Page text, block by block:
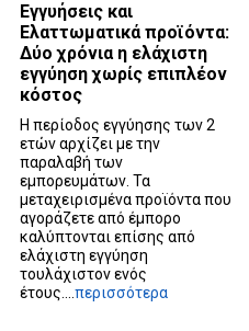
Εγγυήσεις και
Ελαττωματικά προϊόντα:
Δύο χρόνια η ελάχιστη
εγγύηση χωρίς επιπλέον
κόστος
Η περίοδος εγγύησης των 2
ετών αρχίζει με την
παραλαβή των
εμπορευμάτων. Τα
μεταχειρισμένα προϊόντα που
αγοράζετε από έμπορο
καλύπτονται επίσης από
ελάχιστη εγγύηση
τουλάχιστον ενός
έτους.... περισσότερα